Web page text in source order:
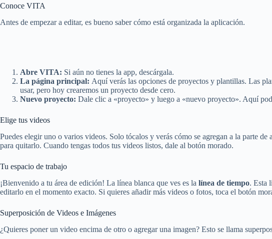
Conoce VITA
Antes de empezar a editar, es bueno saber cómo está organizada la aplicación.
Abre VITA: Si aún no tienes la app, descárgala.
La página principal: Aquí verás las opciones de proyectos y plantillas. Las
usar, pero hoy crearemos un proyecto desde cero.
Nuevo proyecto: Dale clic a «proyecto» y luego a «nuevo proyecto». Aquí
Elige tus videos
Puedes elegir uno o varios videos. Solo tócalos y verás cómo se agregan a la parte
para quitarlo. Cuando tengas todos tus videos listos, dale al botón morado.
Tu espacio de trabajo
¡Bienvenido a tu área de edición! La línea blanca que ves es la línea de tiempo. Esta
editarlo en el momento exacto. Si quieres añadir más videos o fotos, toca el botón
Superposición de Videos e Imágenes
¿Quieres poner un video encima de otro o agregar una imagen? Esto se llama